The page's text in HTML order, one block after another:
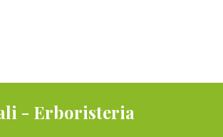
- Erboristeria